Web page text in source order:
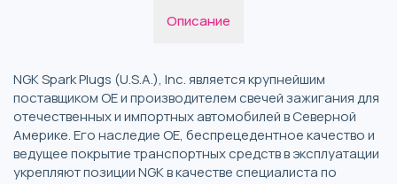
Описание
NGK Spark Plugs (U.S.A.), Inc. является крупнейшим
поставщиком OE и производителем свечей зажигания для
отечественных и импортных автомобилей в Северной
Америке. Его наследие OE, беспрецедентное качество и
ведущее покрытие транспортных средств в эксплуатации
укрепляют позиции NGK в качестве специалиста по